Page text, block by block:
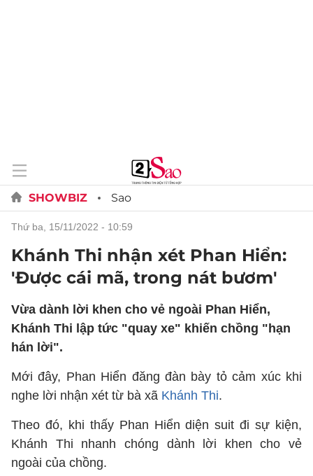
SHOWBIZ Sao
thứ ba, 15/11/2022 - 10:59
Khánh Thi nhận xét Phan Hiển:
'Được cái mã, trong nát bươm'
Vừa dành lời khen cho vẻ ngoài Phan Hiển,
Khánh Thi lập tức "quay xe" khiến chồng "hạn
hán lời".
Mới đây, Phan Hiển đăng đàn bày tỏ cảm xúc khi
nghe lời nhận xét từ bà xã Khánh Thi.
Theo đó, khi thấy Phan Hiển diện suit đi sự kiện,
Khánh Thi nhanh chóng dành lời khen cho vẻ
ngoài của chồng.